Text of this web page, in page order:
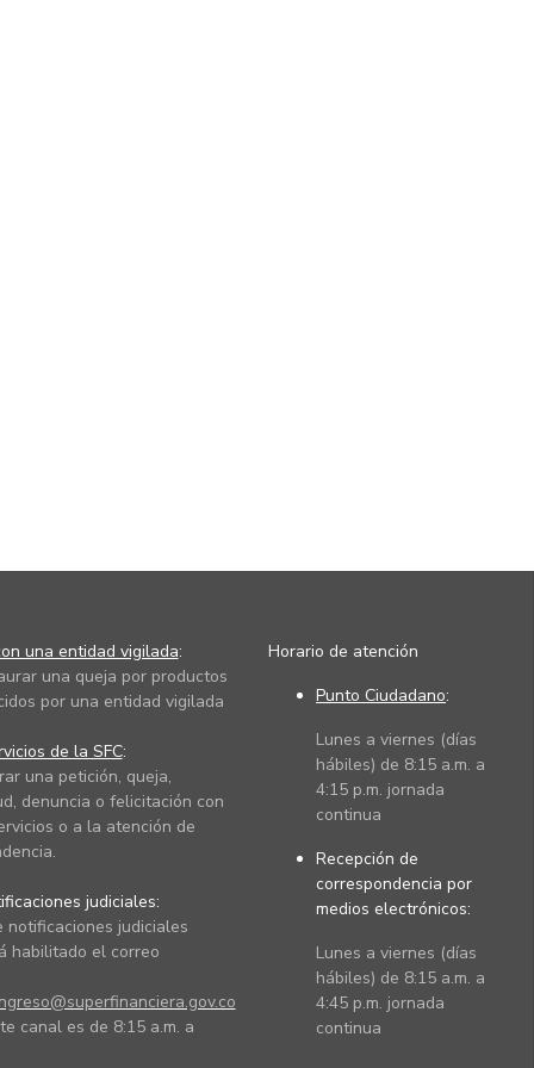
una entidad vigilada:
una queja por productos
por una entidad vigilada
de la SFC:
una petición, queja,
denuncia o felicitación con
o a la atención de
judiciales:
notificaciones judiciales
habilitado el correo
canal es de 8:15 a.m. a
Horario de atención
Punto Ciudadano:
Lunes a viernes (días
hábiles) de 8:15 a.m. a
4:15 p.m. jornada
continua
Recepción de
correspondencia por
medios electrónicos:
Lunes a viernes (días
hábiles) de 8:15 a.m. a
4:45 p.m. jornada
continua